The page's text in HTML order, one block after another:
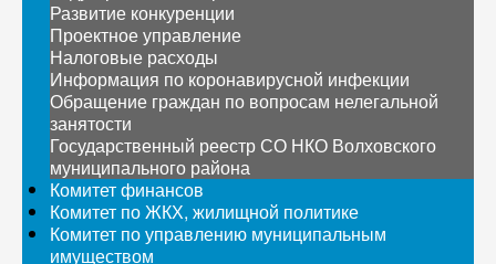
Развитие конкуренции
Проектное управление
Налоговые расходы
Информация по коронавирусной инфекции
Обращение граждан по вопросам нелегальной
занятости
Государственный реестр СО НКО Волховского
муниципального района
Комитет финансов
Комитет по ЖКХ, жилищной политике
Комитет по управлению муниципальным
имуществом